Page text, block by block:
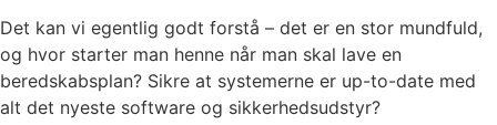
Det kan vi egentlig godt forstå – det er en stor mundfuld,
og hvor starter man henne når man skal lave en
beredskabsplan? Sikre at systemerne er up-to-date med
alt det nyeste software og sikkerhedsudstyr?